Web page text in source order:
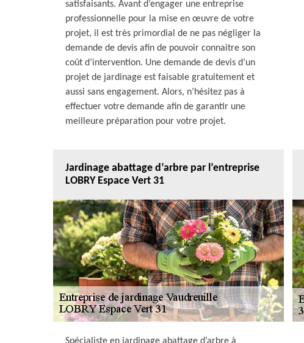
satisfaisants. Avant d’engager une entreprise
professionnelle pour la mise en œuvre de votre
projet, il est très primordial de ne pas négliger la
demande de devis afin de pouvoir connaitre son
coût d’intervention. Une demande de devis d’un
projet de jardinage est faisable gratuitement et
aussi sans engagement. Alors, n’hésitez pas à
effectuer votre demande afin de garantir une
meilleure préparation pour votre projet.
Jardinage abattage d’arbre par l’entreprise
LOBRY Espace Vert 31